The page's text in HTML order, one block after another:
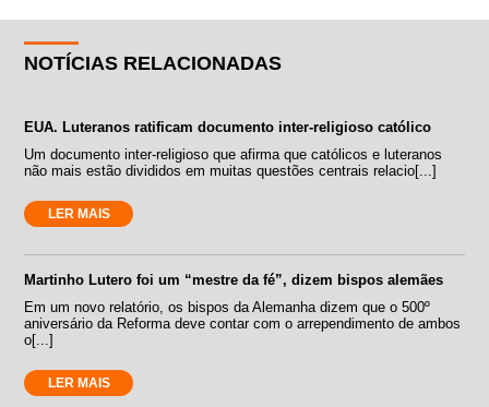
NOTÍCIAS RELACIONADAS
EUA. Luteranos ratificam documento inter-religioso católico
Um documento inter-religioso que afirma que católicos e luteranos
não mais estão divididos em muitas questões centrais relacio[...]
LER MAIS
Martinho Lutero foi um “mestre da fé”, dizem bispos alemães
Em um novo relatório, os bispos da Alemanha dizem que o 500º
aniversário da Reforma deve contar com o arrependimento de ambos
o[...]
LER MAIS